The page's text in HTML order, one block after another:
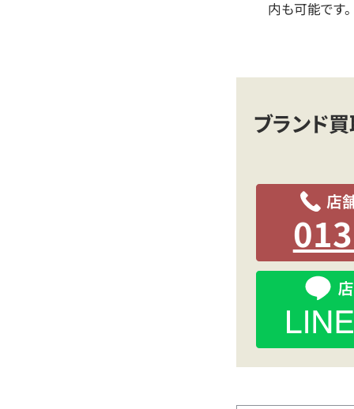
内も可能です。
ブランド